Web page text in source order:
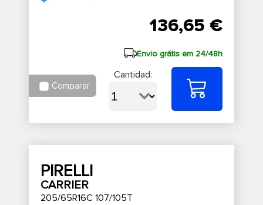
136,65 €
Envio grátis em 24/48h
Comparar
Cantidad:
PIRELLI
CARRIER
205/65R16C 107/105T